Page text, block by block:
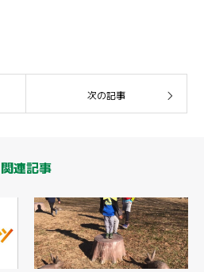
次の記事
関連記事